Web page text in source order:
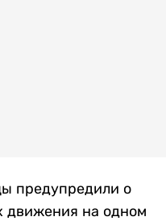
предупредили о
движения на одном